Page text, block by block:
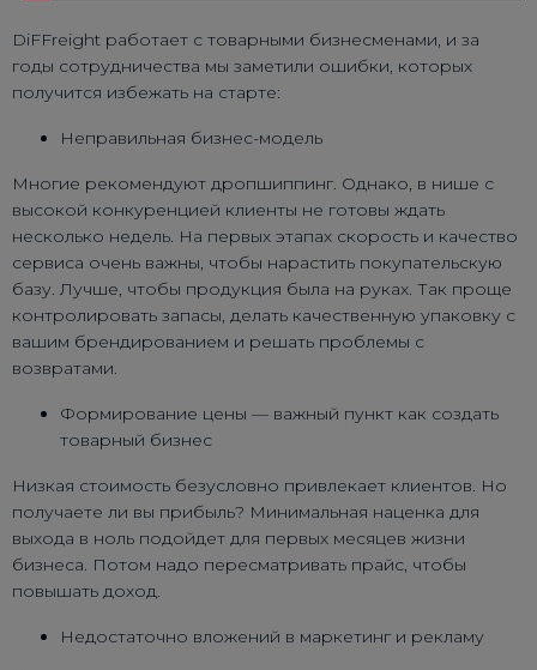
DiFFreight работает с товарными бизнесменами, и за
годы сотрудничества мы заметили ошибки, которых
получится избежать на старте:
Неправильная бизнес-модель
Многие рекомендуют дропшиппинг. Однако, в нише с
высокой конкуренцией клиенты не готовы ждать
несколько недель. На первых этапах скорость и качество
сервиса очень важны, чтобы нарастить покупательскую
базу. Лучше, чтобы продукция была на руках. Так проще
контролировать запасы, делать качественную упаковку с
вашим брендированием и решать проблемы с
возвратами.
Формирование цены — важный пункт как создать
товарный бизнес
Низкая стоимость безусловно привлекает клиентов. Но
получаете ли вы прибыль? Минимальная наценка для
выхода в ноль подойдет для первых месяцев жизни
бизнеса. Потом надо пересматривать прайс, чтобы
повышать доход.
Недостаточно вложений в маркетинг и рекламу